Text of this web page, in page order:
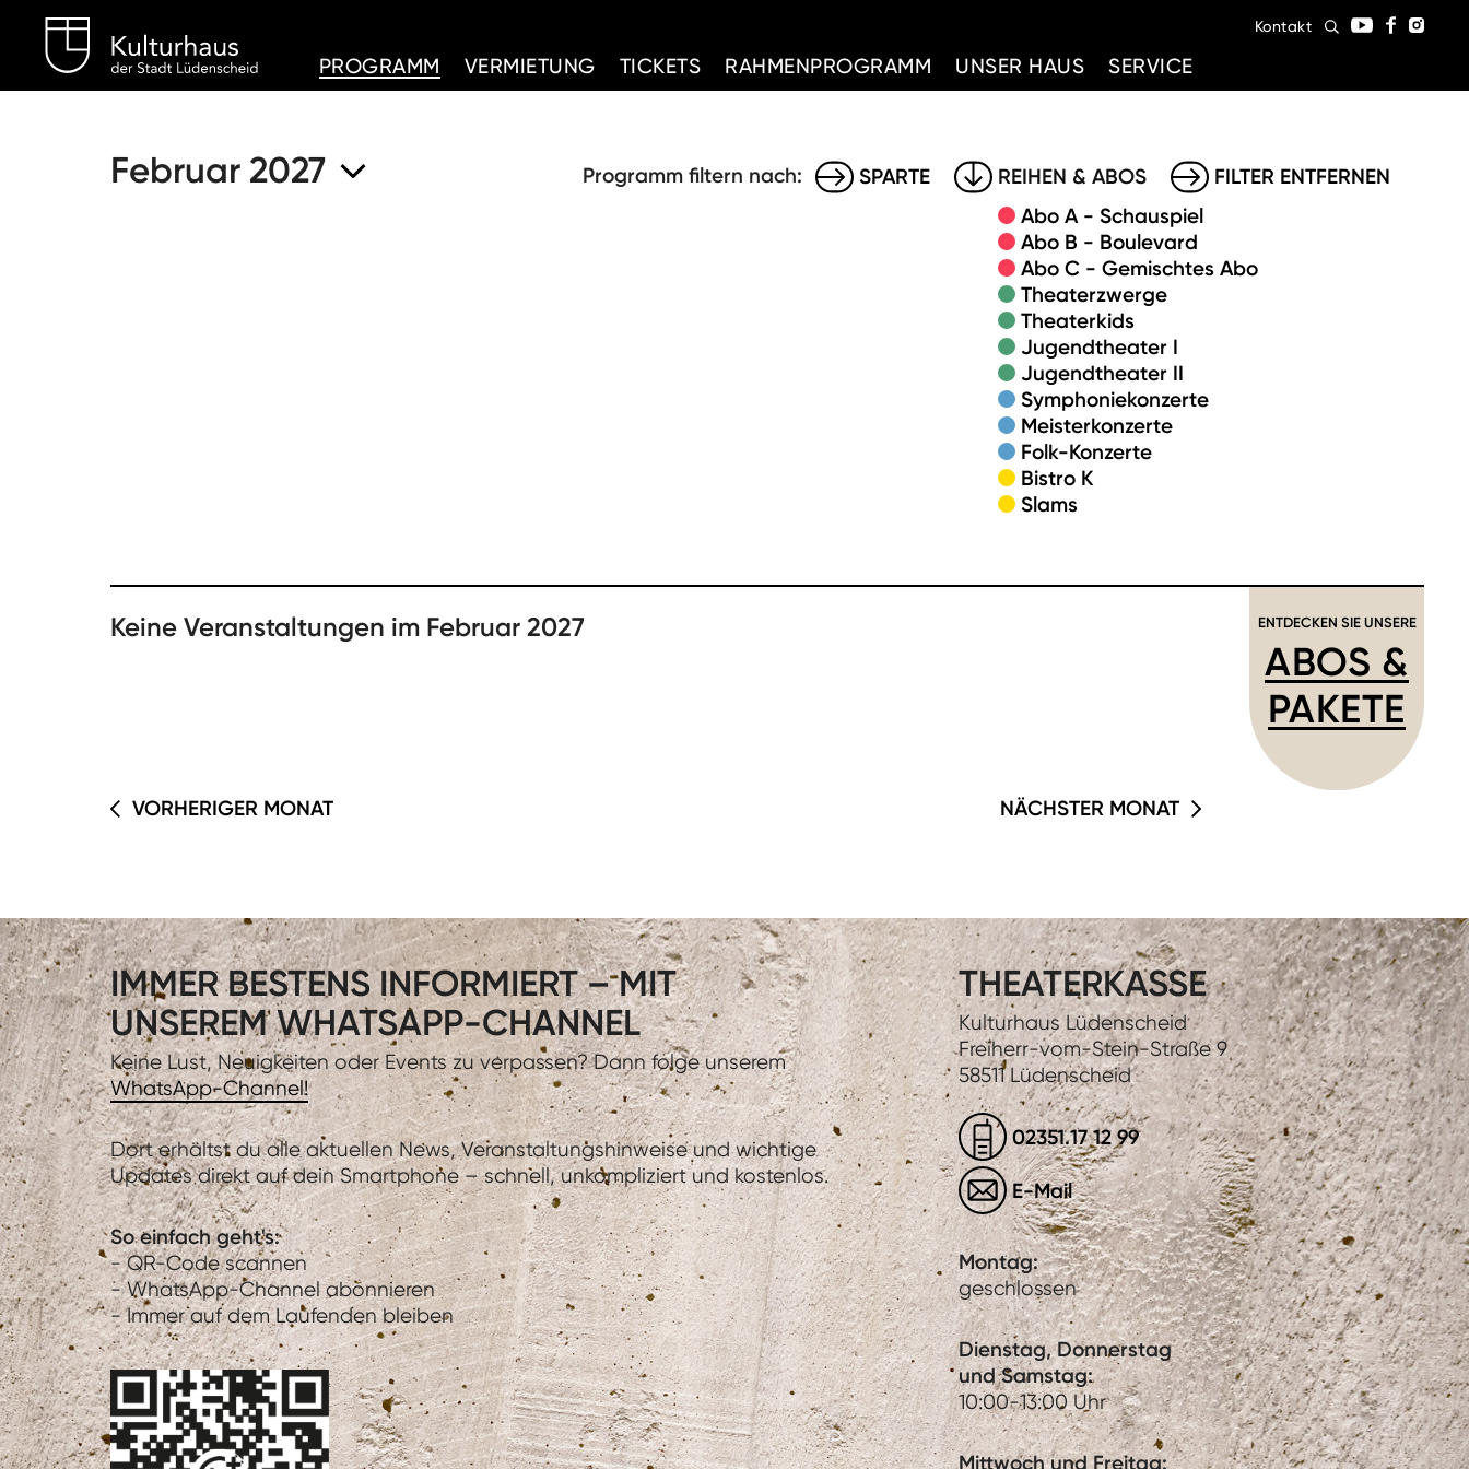
PROGRAMM
VERMIETUNG TICKETS RAHMENPROGRAMM UNSER HAUS SERVICE
Kontakt
Februar 2027 Programm filtern nach: SPARTE
REIHEN & ABOS
Abo A - Schauspiel
Abo B - Boulevard
Abo C - Gemischtes Abo
Theaterzwerge
Theaterkids
Jugendtheater I
Jugendtheater II
Symphoniekonzerte
Meisterkonzerte
Folk-Konzerte
Bistro K
Slams
FILTER ENTFERNEN
Keine Veranstaltungen im Februar 2027 ENTDECKEN SIE UNSERE
ABOS &
PAKETE
VORHERIGER MONAT NÄCHSTER MONAT
IMMER BESTENS INFORMIERT – MIT
UNSEREM WHATSAPP-CHANNEL
Keine Lust, Neuigkeiten oder Events zu verpassen? Dann folge unserem
WhatsApp-Channel!
Dort erhältst du alle aktuellen News, Veranstaltungshinweise und wichtige
Updates direkt auf dein Smartphone – schnell, unkompliziert und kostenlos.
So einfach geht's:
- QR-Code scannen
- WhatsApp-Channel abonnieren
- Immer auf dem Laufenden bleiben
THEATERKASSE
Kulturhaus Lüdenscheid
Freiherr-vom-Stein-Straße 9
58511 Lüdenscheid
02351.17 12 99
E-Mail
Montag:
geschlossen
Dienstag, Donnerstag
und Samstag:
10:00-13:00 Uhr
Mittwoch und Freitag: